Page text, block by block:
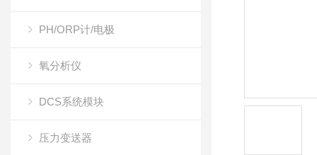
PH/ORP计/电极
氧分析仪
DCS系统模块
压力变送器